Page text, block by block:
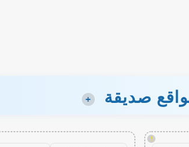
صديقة +
!